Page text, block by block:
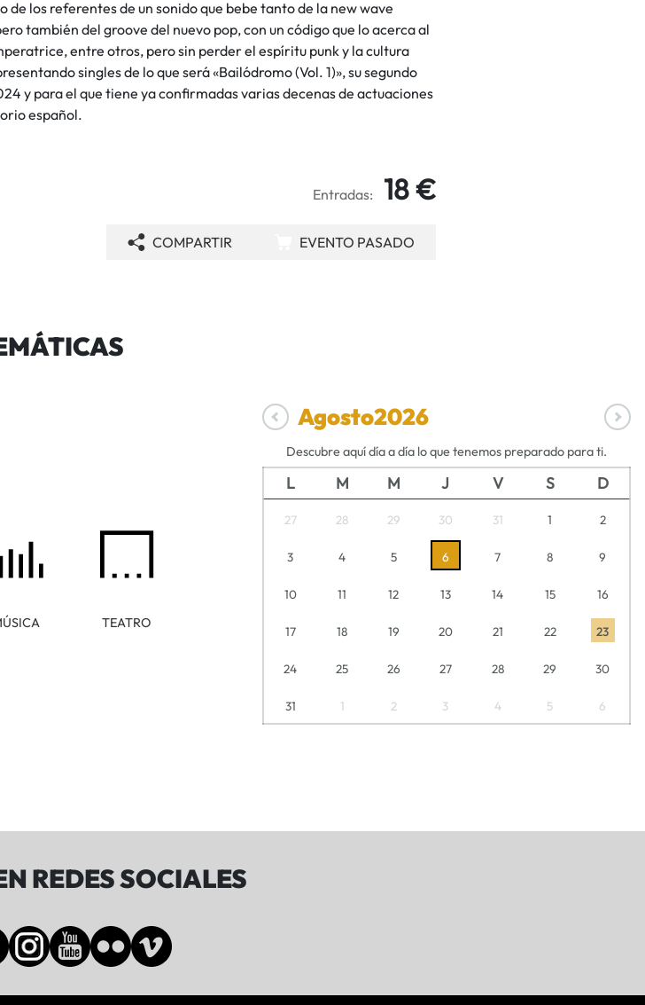
de los referentes de un sonido que bebe tanto de la new wave
también del groove del nuevo pop, con un código que lo acerca al
entre otros, pero sin perder el espíritu punk y la cultura
singles de lo que será «Bailódromo (Vol. 1)», su segundo
y para el que tiene ya confirmadas varias decenas de actuaciones
español.
Entradas: 18 €
COMPARTIR EVENTO PASADO
TEATRO
Agosto2026
Descubre aquí día a día lo que tenemos preparado para ti.
L M M J V S D
27 28 29 30 31 1 2
3 4 5 6 7 8 9
10 11 12 13 14 15 16
17 18 19 20 21 22 23
24 25 26 27 28 29 30
31 1 2 3 4 5 6
REDES SOCIALES